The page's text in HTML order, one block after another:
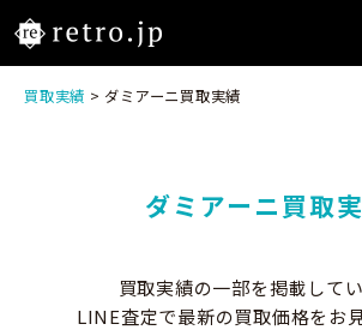
買取実績 > ダミアーニ買取実績
ダミアーニ買取
買取実績の一部を掲載してい
LINE査定で最新の買取価格をお